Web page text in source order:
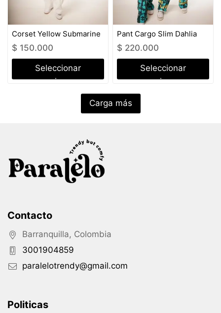
Corset Yellow Submarine
$ 150.000
Seleccionar
opciones
Pant Cargo Slim Dahlia
$ 220.000
Seleccionar
opciones
Carga más
Contacto
Barranquilla, Colombia
3001904859
paralelotrendy@gmail.com
Politicas